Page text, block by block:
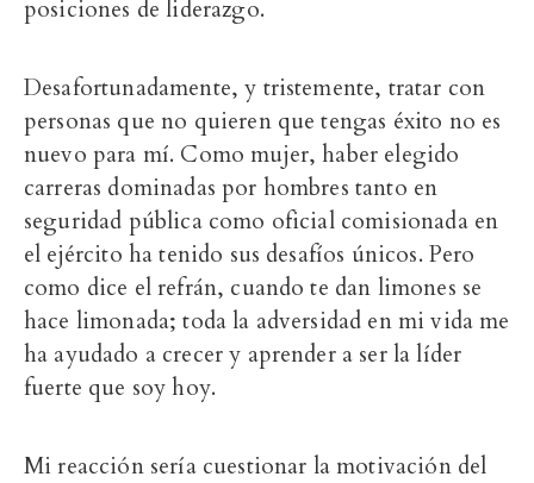
posiciones de liderazgo.
Desafortunadamente, y tristemente, tratar con
personas que no quieren que tengas éxito no es
nuevo para mí. Como mujer, haber elegido
carreras dominadas por hombres tanto en
seguridad pública como oficial comisionada en
el ejército ha tenido sus desafíos únicos. Pero
como dice el refrán, cuando te dan limones se
hace limonada; toda la adversidad en mi vida me
ha ayudado a crecer y aprender a ser la líder
fuerte que soy hoy.
Mi reacción sería cuestionar la motivación del